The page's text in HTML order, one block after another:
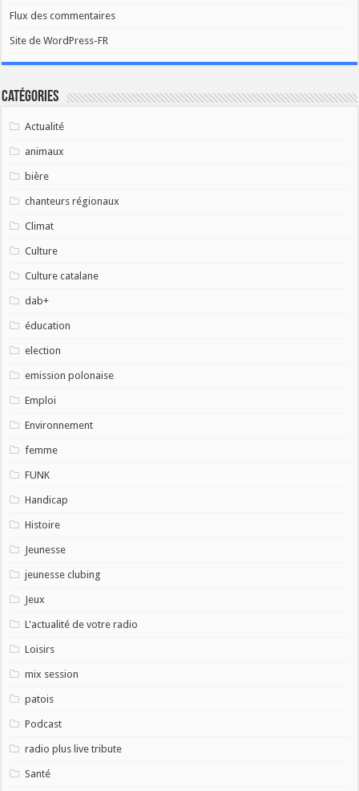
Flux des commentaires
Site de WordPress-FR
Catégories
Actualité
animaux
bière
chanteurs régionaux
Climat
Culture
Culture catalane
dab+
éducation
election
emission polonaise
Emploi
Environnement
femme
FUNK
Handicap
Histoire
Jeunesse
jeunesse clubing
Jeux
L'actualité de votre radio
Loisirs
mix session
patois
Podcast
radio plus live tribute
Santé